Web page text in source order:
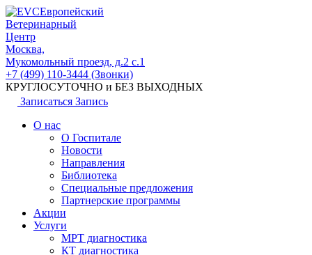
Европейский
Ветеринарный
Центр
Москва,
Мукомольный проезд, д.2 с.1
+7 (499) 110-3444 (Звонки)
КРУГЛОСУТОЧНО и БЕЗ ВЫХОДНЫХ
Записаться Запись
О нас
О Госпитале
Новости
Направления
Библиотека
Специальные предложения
Партнерские программы
Акции
Услуги
МРТ диагностика
КТ диагностика